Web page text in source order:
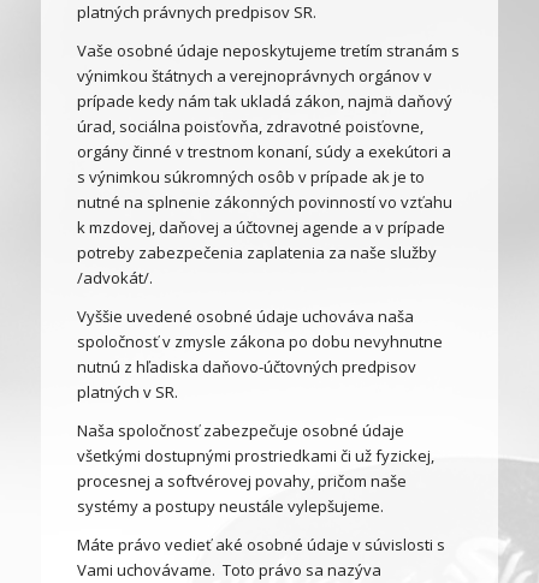
platných právnych predpisov SR.
Vaše osobné údaje neposkytujeme tretím stranám s
výnimkou štátnych a verejnoprávnych orgánov v
prípade kedy nám tak ukladá zákon, najmä daňový
úrad, sociálna poisťovňa, zdravotné poisťovne,
orgány činné v trestnom konaní, súdy a exekútori a
s výnimkou súkromných osôb v prípade ak je to
nutné na splnenie zákonných povinností vo vzťahu
k mzdovej, daňovej a účtovnej agende a v prípade
potreby zabezpečenia zaplatenia za naše služby
/advokát/.
Vyššie uvedené osobné údaje uchováva naša
spoločnosť v zmysle zákona po dobu nevyhnutne
nutnú z hľadiska daňovo-účtovných predpisov
platných v SR.
Naša spoločnosť zabezpečuje osobné údaje
všetkými dostupnými prostriedkami či už fyzickej,
procesnej a softvérovej povahy, pričom naše
systémy a postupy neustále vylepšujeme.
Máte právo vedieť aké osobné údaje v súvislosti s
Vami uchovávame. Toto právo sa nazýva